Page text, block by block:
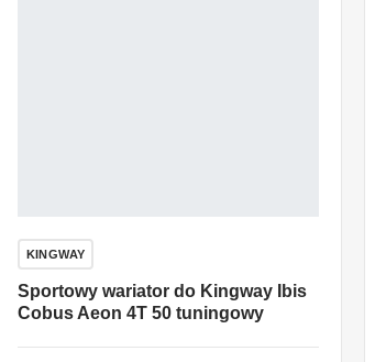
KINGWAY
Sportowy wariator do Kingway Ibis
Cobus Aeon 4T 50 tuningowy